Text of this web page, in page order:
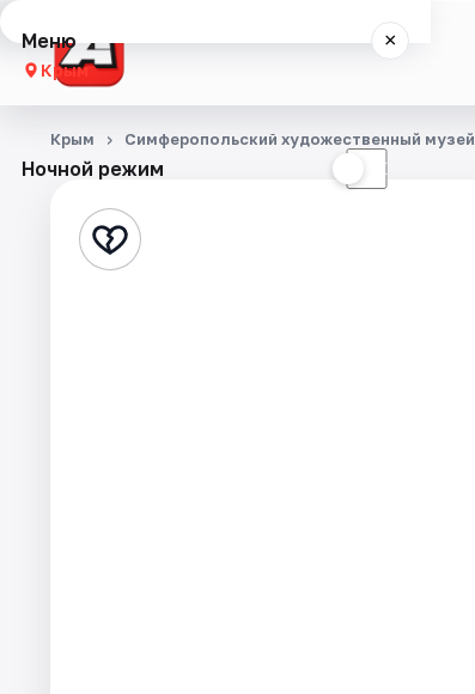
Меню ×
Крым
Концерты
Стендап
Ночной режим ☾
Крым Симферопольский художественный музей